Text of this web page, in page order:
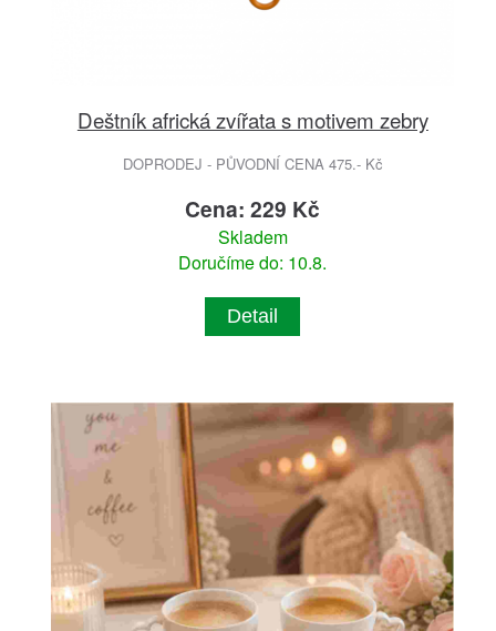
Deštník africká zvířata s motivem zebry
DOPRODEJ - PŮVODNÍ CENA 475.- Kč
Cena: 229 Kč
Skladem
Doručíme do: 10.8.
Detail